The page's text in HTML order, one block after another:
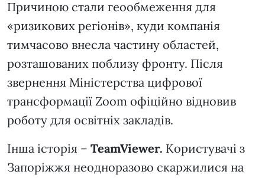
Причиною стали геообмеження для
«ризикових регіонів», куди компанія
тимчасово внесла частину областей,
розташованих поблизу фронту. Після
звернення Міністерства цифрової
трансформації Zoom офіційно відновив
роботу для освітніх закладів.
Інша історія – TeamViewer. Користувачі з
Запоріжжя неодноразово скаржилися на